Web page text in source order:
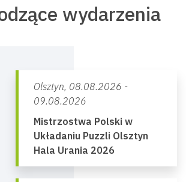
wydarzenia
Olsztyn, 08.08.2026 -
09.08.2026
Mistrzostwa Polski w
Układaniu Puzzli Olsztyn
Hala Urania 2026